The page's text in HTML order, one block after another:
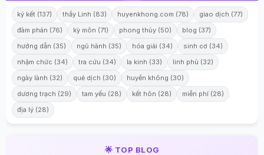
ký kết (137) thầy Linh (83) huyenkhong.com (78)
giao dịch (77)
đàm phán (76)
kỳ môn (71) phong thủy (50)
blog (37)
hướng dẫn (35)
ngũ hành (35) hóa giải (34)
sinh cơ (34)
nhậm chức (34)
tra cứu (34) la kinh (33)
linh phù (32)
ngày lành (32)
quẻ dịch (30)
huyền không (30)
dương trạch (29)
tam yếu (28) kết hôn (28)
miễn phí (28)
địa lý (28)
🌟 TOP BLOG